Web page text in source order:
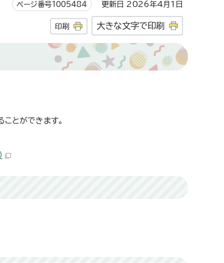
ページ番号1005484 更新日 2026年4月1日
印刷 大きな文字で印刷
とができます。